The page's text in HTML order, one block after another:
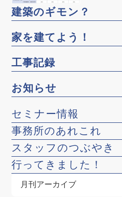
建築のギモン？
家を建てよう！
工事記録
お知らせ
セミナー情報
事務所のあれこれ
スタッフのつぶやき
行ってきました！